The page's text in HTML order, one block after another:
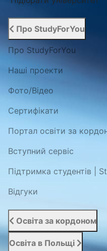
Про StudyForYou
Про StudyForYou
Наші проекти
Фото/Відео
Сертифікати
Портал освіти за
Вступний сервіс
Підтримка студентів |
Відгуки
Освіта за кордоном
Освіта в Польщі